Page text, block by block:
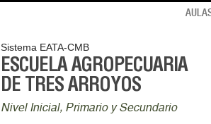
Sistema EATA-CMB
ESCUELA AGROPECUARIA
DE TRES ARROYOS
Nivel Inicial, Primario y Secundario